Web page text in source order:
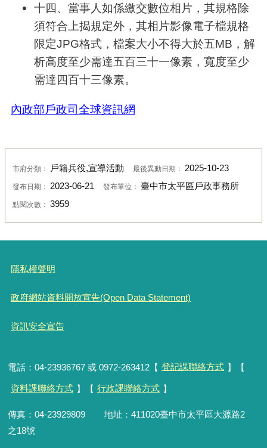
十四、當事人如係繳交數位相片，其規格除
須符合上揭規定外，其相片影像電子檔規格
限定JPG格式，檔案大小不得大於五MB，解
析高度至少需達五百三十一像素，寬度至少
需達四百十三像素。
內政部戶政司全球資訊網
市府分類： 戶籍兵役,宣導活動 最後異動日期： 2025-10-23
發布日期： 2023-06-21 發布單位： 臺中市太平區戶政事務所
點閱次數： 3959
隱私權聲明
政府網站資料開放宣告(Open Data Statement)
資訊安全宣告
電話：04-23936767 或 0972-263412【 登記課聯絡方式 】【
資料課聯絡方式 】【 行政課聯絡方式 】
傳真：04-23929809 地址：411020臺中市太平區大源路2
之18號